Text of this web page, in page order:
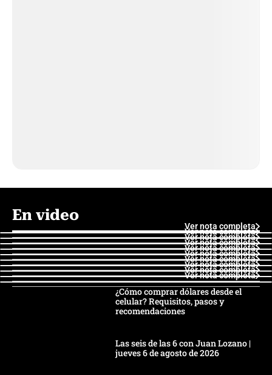
En video
Ver nota completa
Ver nota completa
Ver nota completa
Ver nota completa
Ver nota completa
Ver nota completa
Ver nota completa
Ver nota completa
Ver nota completa
Ver nota completa
¿Cómo comprar dólares desde el
celular? Requisitos, pasos y
recomendaciones
Las seis de las 6 con Juan Lozano |
jueves 6 de agosto de 2026